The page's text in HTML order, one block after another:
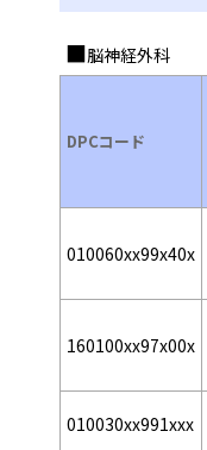
脳神経外科
DPCコード
010060xx99x40x
160100xx97x00x
010030xx991xxx